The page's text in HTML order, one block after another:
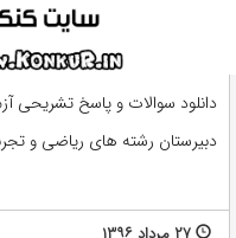
دبیرستان رشته های ریاضی و